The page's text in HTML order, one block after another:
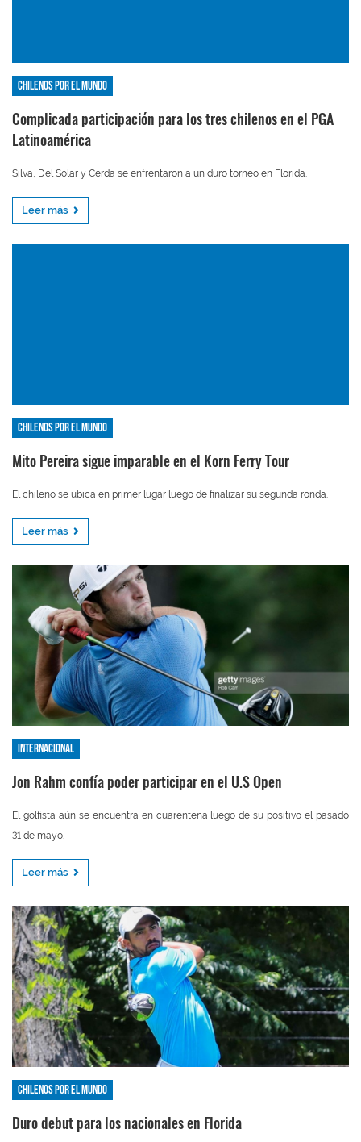
Chilenos por el mundo
Complicada participación para los tres chilenos en el PGA
Latinoamérica
Silva, Del Solar y Cerda se enfrentaron a un duro torneo en Florida.
Leer más
Chilenos por el mundo
Mito Pereira sigue imparable en el Korn Ferry Tour
El chileno se ubica en primer lugar luego de finalizar su segunda ronda.
Leer más
Internacional
Jon Rahm confía poder participar en el U.S Open
El golfista aún se encuentra en cuarentena luego de su positivo el pasado
31 de mayo.
Leer más
Chilenos por el mundo
Duro debut para los nacionales en Florida